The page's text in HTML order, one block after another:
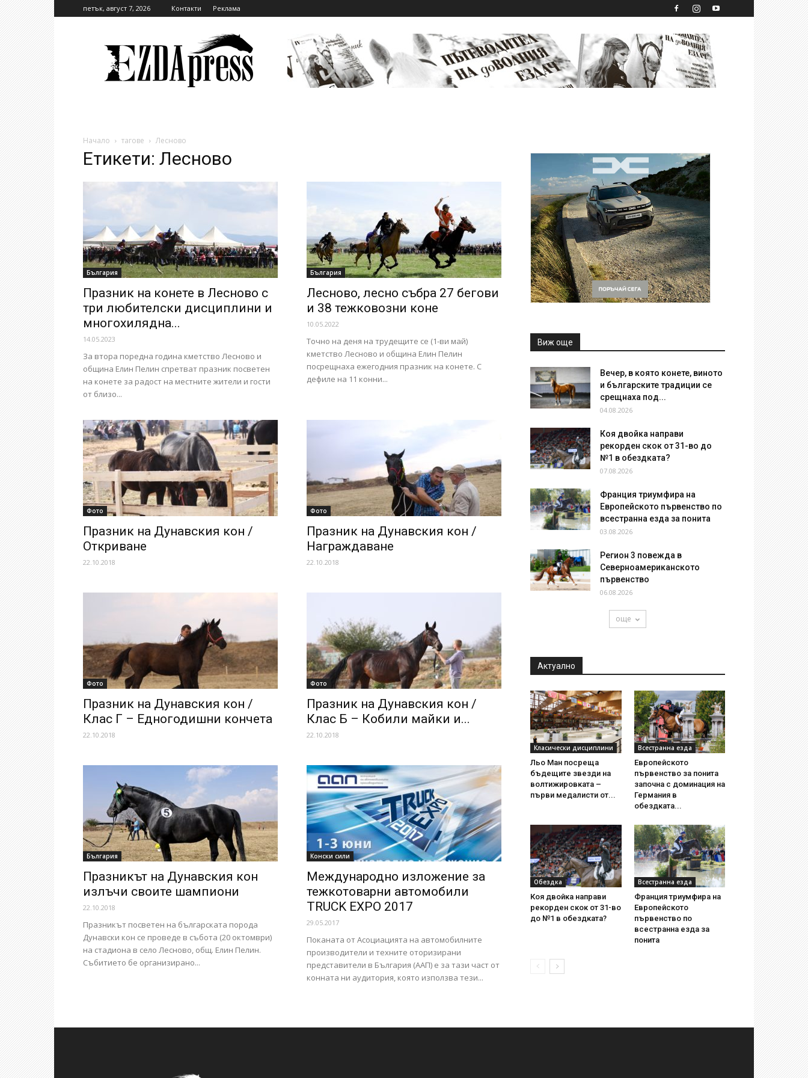
петък, август 7, 2026 Контакти Реклама
Начало тагове Лесново
Етикети: Лесново
България
Празник на конете в Лесново с
три любителски дисциплини и
многохилядна...
14.05.2023
За втора поредна година кметство Лесново и
община Елин Пелин спретват празник посветен
на конете за радост на местните жители и гости
от близо...
България
Лесново, лесно събра 27 бегови
и 38 тежковозни коне
10.05.2022
Точно на деня на трудещите се (1-ви май)
кметство Лесново и община Елин Пелин
посрещнаха ежегодния празник на конете. С
дефиле на 11 конни...
Фото
Празник на Дунавския кон /
Откриване
22.10.2018
Фото
Празник на Дунавския кон /
Награждаване
22.10.2018
Фото
Празник на Дунавския кон /
Клас Г – Едногодишни кончета
22.10.2018
Фото
Празник на Дунавския кон /
Клас Б – Кобили майки и...
22.10.2018
България
Празникът на Дунавския кон
излъчи своите шампиони
22.10.2018
Празникът посветен на българската порода
Дунавски кон се проведе в събота (20 октомври)
на стадиона в село Лесново, общ. Елин Пелин.
Събитието бе организирано...
Конски сили
Международно изложение за
тежкотоварни автомобили
TRUCK EXPO 2017
29.05.2017
Поканата от Асоциацията на автомобилните
производители и техните оторизирани
представители в България (ААП) е за тази част от
конната ни аудитория, която използва тези...
Виж още
Вечер, в която конете, виното
и българските традиции се
срещнаха под...
04.08.2026
Коя двойка направи
рекорден скок от 31-во до
№1 в обездката?
07.08.2026
Франция триумфира на
Европейското първенство по
всестранна езда за понита
03.08.2026
Регион 3 повежда в
Северноамериканското
първенство
06.08.2026
още
Актуално
Класически дисциплини
Льо Ман посреща
бъдещите звезди на
волтижировката –
първи медалисти от...
Всестранна езда
Европейското
първенство за понита
започна с доминация на
Германия в
обездката...
Обездка
Коя двойка направи
рекорден скок от 31-во
до №1 в обездката?
Всестранна езда
Франция триумфира на
Европейското
първенство по
всестранна езда за
понита